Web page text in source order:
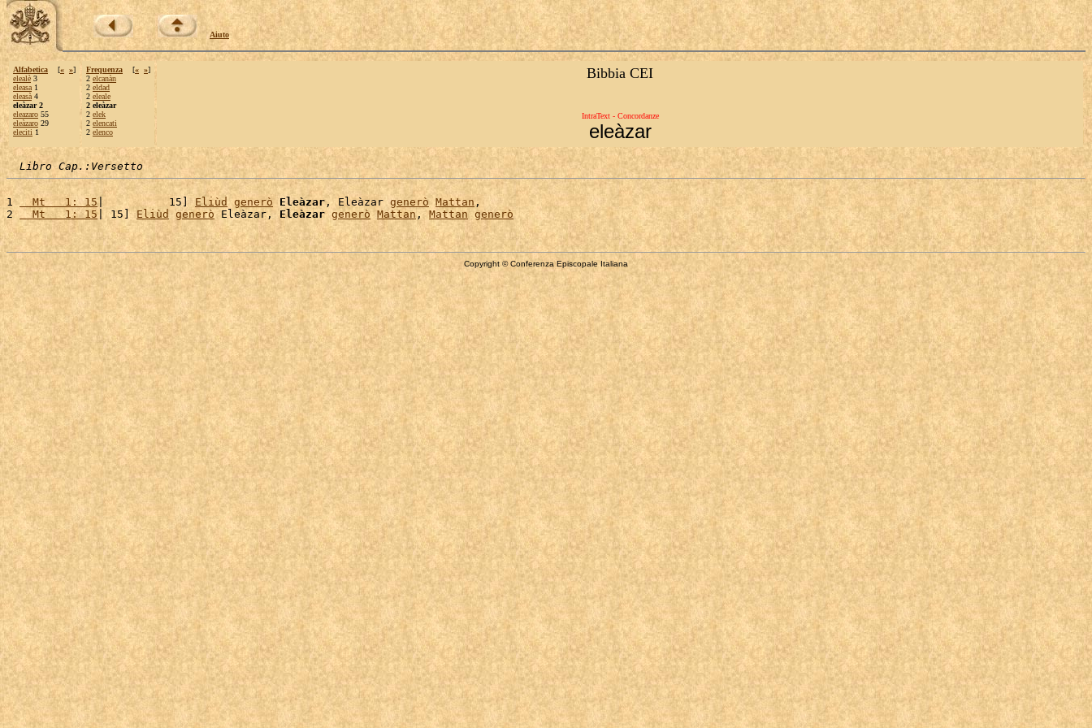
Aiuto
Alfabetica [« »]
elealè 3
eleasa 1
eleasà 4
eleàzar 2
eleazaro 55
eleàzaro 29
eleciti 1
Frequenza [« »]
2 elcanàn
2 eldad
2 eleale
2 eleàzar
2 elek
2 elencati
2 elenco
Bibbia CEI
IntraText - Concordanze
eleàzar
Libro Cap.:Versetto
1
  Mt   1: 15
|          15] Eliùd generò Eleàzar , Eleàzar generò Mattan ,
2
  Mt   1: 15
| 15] Eliùd generò Eleàzar, Eleàzar generò Mattan , Mattan generò
Copyright © Conferenza Episcopale Italiana